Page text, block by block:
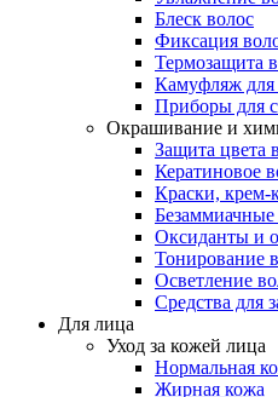
Блеск волос
Фиксация
Термозащита
Камуфляж для
Приборы для
Окрашивание и
Защита цвета
Кератиновое
Краски, крем-
Безаммиачные
Оксиданты и
Тонирование
Осветление
Средства для
Для лица
Уход за кожей лица
Нормальная
Жирная кожа